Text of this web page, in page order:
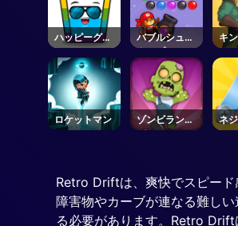
ハッピーグラ
ス3
バブルシュー
タープロ3
キ
バ
ロケットマン
ゾンビランサ
ガ
ネ
Retro Driftは、爽快でスピード
障害物やカーブが連なる難し
る必要があります。Retro